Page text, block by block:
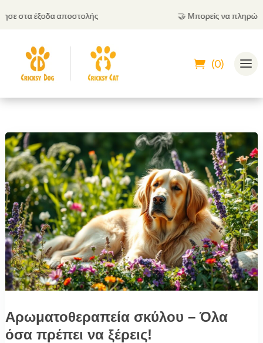
στα έξοδα αποστολής Μπορείς να πληρώσεις
(0)
Αρωματοθεραπεία σκύλου – Όλα
όσα πρέπει να ξέρεις!